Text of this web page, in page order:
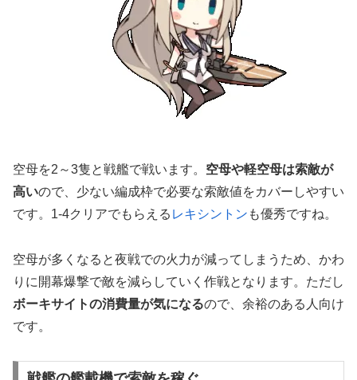
空母を2～3隻と戦艦で戦います。 空母や軽空母は索敵が
高いので、少ない編成枠で必要な索敵値をカバーしやすい
です。1-4クリアでもらえる レキシントン も優秀ですね。
空母が多くなると夜戦での火力が減ってしまうため、かわ
りに開幕爆撃で敵を減らしていく作戦となります。ただし
ボーキサイトの消費量が気になるので、余裕のある人向け
です。